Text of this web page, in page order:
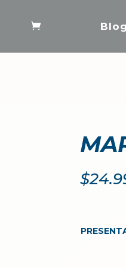
Blog
$